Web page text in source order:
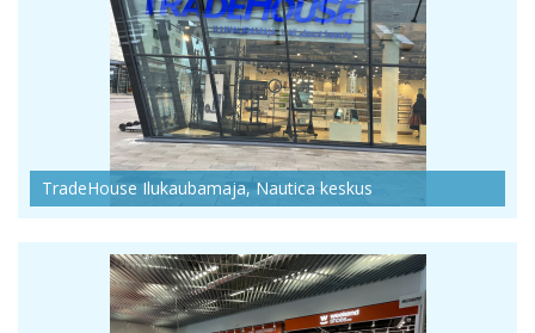
TradeHouse Ilukaubamaja, Nautica keskus